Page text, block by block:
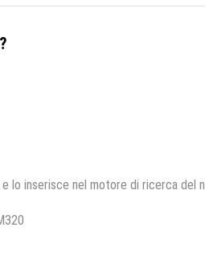
lo inserisce nel motore di ricerca del